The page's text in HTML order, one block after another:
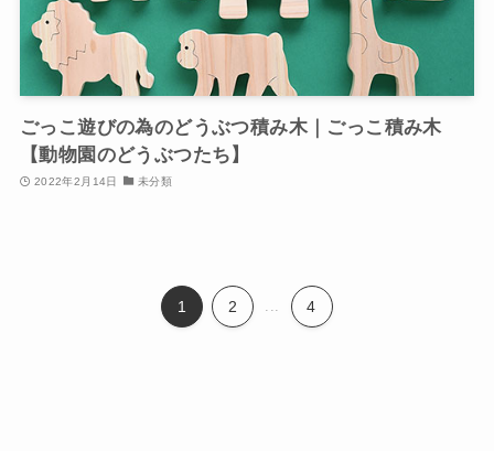
ごっこ遊びの為のどうぶつ積み木｜ごっこ積み木
【動物園のどうぶつたち】
2022年2月14日 未分類
1 2 4